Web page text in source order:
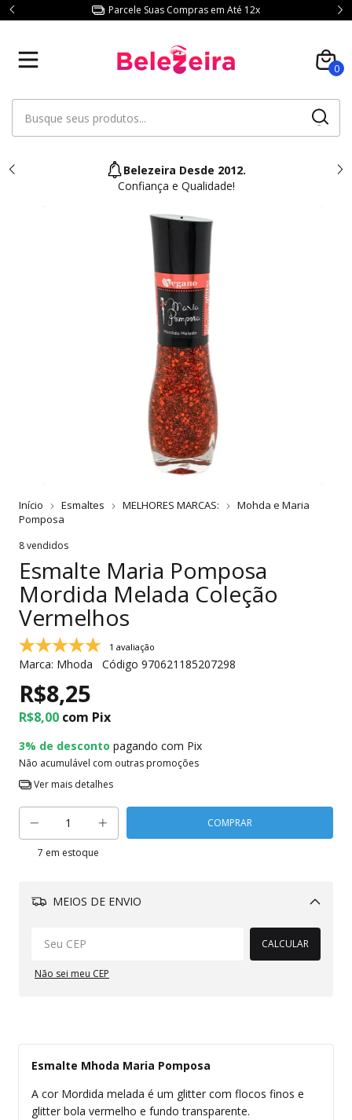
Parcele Suas Compras em Até 12x
0
Belezeira Desde 2012.
Confiança e Qualidade!
Início Esmaltes MELHORES MARCAS:
Mohda e Maria
Pomposa
8 vendidos
Esmalte Maria Pomposa
Mordida Melada Coleção
Vermelhos
1 avaliação
Marca: Mhoda Código 970621185207298
R$8,25
R$8,00 com Pix
3% de desconto pagando com Pix
Não acumulável com outras promoções
Ver mais detalhes
7 em estoque
MEIOS DE ENVIO
Alterar CEP
CALCULAR
Não sei meu CEP
Esmalte Mhoda Maria Pomposa
A cor Mordida melada é um glitter com flocos finos e
glitter bola vermelho e fundo transparente.